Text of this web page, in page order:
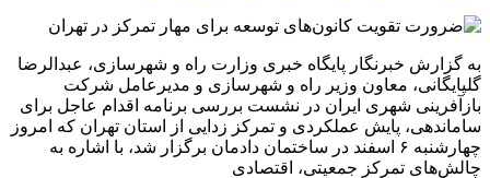
به گزارش خبرنگار پایگاه خبری وزارت راه و شهرسازی، عبدالرضا
گلپایگانی، معاون وزیر راه و شهرسازی و مدیرعامل شرکت
بازآفرینی شهری ایران در نشست بررسی برنامه اقدام عاجل برای
ساماندهی، پایش عملکردی و تمرکز زدایی از استان تهران که امروز
چهارشنبه ۶ اسفند در ساختمان دادمان برگزار شد، با اشاره به
چالش‌های تمرکز جمعیتی، اقتصادی